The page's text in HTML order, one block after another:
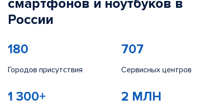
смартфонов и ноутбуков в
России
180
Городов присутствия
707
Сервисных центров
1 300+ 2 МЛН